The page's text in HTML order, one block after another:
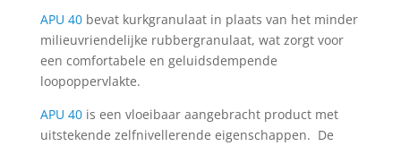
APU 40bevat kurkgranulaat in plaats van het minder
milieuvriendelijke rubbergranulaat, wat zorgt voor
een comfortabele en geluidsdempende
loopoppervlakte.
APU 40is een vloeibaar aangebracht product met
uitstekende zelfnivellerende eigenschappen. De